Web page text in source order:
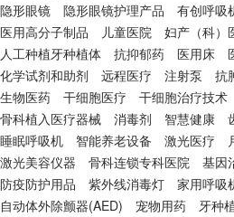
隐形眼镜
隐形眼镜护理产品 有创呼吸
医用高分子制品
儿童医院 妇产（科）
人工种植牙种植体
抗抑郁药 医用床
化学试剂和助剂
远程医疗 注射泵 抗
生物医药
干细胞医疗 干细胞治疗技术
骨科植入医疗器械
消毒剂 智慧健康
睡眠呼吸机
智能养老设备 激光医疗
激光美容仪器
骨科连锁专科医院 基因
防疫防护用品
紫外线消毒灯 家用呼吸
自动体外除颤器(AED)
宠物用药 牙种